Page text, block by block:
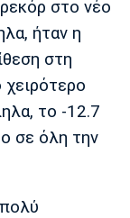
στο νέο
ήταν η
στη
το -12.7
σε όλη την